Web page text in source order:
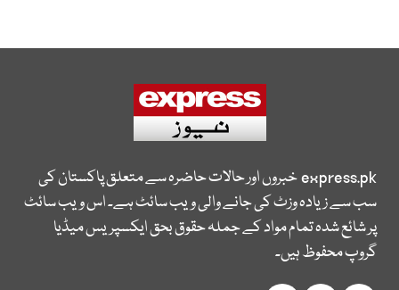
express.pkخبروں اور حالات حاضرہ سے متعلق پاکستان کی
سب سے زیادہ وزٹ کی جانے والی ویب سائٹ ہے۔ اس ویب سائٹ
پر شائع شدہ تمام مواد کے جملہ حقوق بحق ایکسپریس میڈیا
گروپ محفوظ ہیں۔